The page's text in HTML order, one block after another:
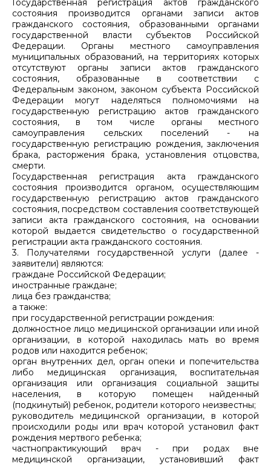
состояния производится органами записи актов
гражданского состояния, образованными органами
государственной власти субъектов Российской
Федерации. Органы местного самоуправления
муниципальных образований, на территориях которых
отсутствуют органы записи актов гражданского
состояния, образованные в соответствии с
Федеральным законом, законом субъекта Российской
Федерации могут наделяться полномочиями на
государственную регистрацию актов гражданского
состояния, в том числе органы местного
самоуправления сельских поселений - на
государственную регистрацию рождения, заключения
брака, расторжения брака, установления отцовства,
смерти.
Государственная регистрация акта гражданского
состояния производится органом, осуществляющим
государственную регистрацию актов гражданского
состояния, посредством составления соответствующей
записи акта гражданского состояния, на основании
которой выдается свидетельство о государственной
регистрации акта гражданского состояния.
3. Получателями государственной услуги (далее -
заявители) являются:
граждане Российской Федерации;
иностранные граждане;
лица без гражданства;
а также:
при государственной регистрации рождения:
должностное лицо медицинской организации или иной
организации, в которой находилась мать во время
родов или находится ребенок;
орган внутренних дел, орган опеки и попечительства
либо медицинская организация, воспитательная
организация или организация социальной защиты
населения, в которую помещен найденный
(подкинутый) ребенок, родители которого неизвестны;
руководитель медицинской организации, в которой
происходили роды или врач которой установил факт
рождения мертвого ребенка;
частнопрактикующий врач - при родах вне
медицинской организации, установивший факт